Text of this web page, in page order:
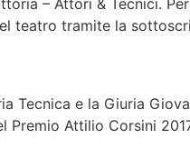
teatro tramite la
e la Giuria
Attilio Corsini